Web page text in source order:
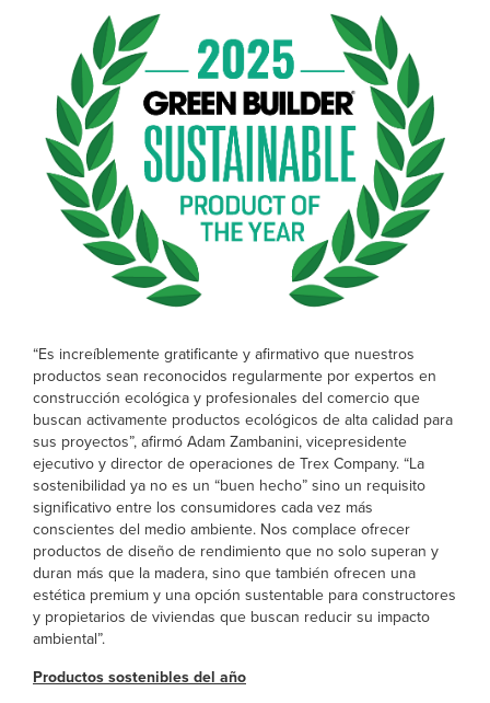
“Es increíblemente gratificante y afirmativo que nuestros
productos sean reconocidos regularmente por expertos en
construcción ecológica y profesionales del comercio que
buscan activamente productos ecológicos de alta calidad para
sus proyectos”, afirmó Adam Zambanini, vicepresidente
ejecutivo y director de operaciones de Trex Company. “La
sostenibilidad ya no es un “buen hecho” sino un requisito
significativo entre los consumidores cada vez más
conscientes del medio ambiente. Nos complace ofrecer
productos de diseño de rendimiento que no solo superan y
duran más que la madera, sino que también ofrecen una
estética premium y una opción sustentable para constructores
y propietarios de viviendas que buscan reducir su impacto
ambiental”.
Productos sostenibles del año